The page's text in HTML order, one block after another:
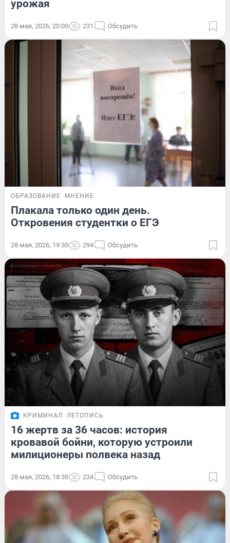
урожая
28 мая, 2026, 20:00 231 Обсудить
ОБРАЗОВАНИЕ МНЕНИЕ
Плакала только один день.
Откровения студентки о ЕГЭ
28 мая, 2026, 19:30 294 Обсудить
КРИМИНАЛ ЛЕТОПИСЬ
16 жертв за 36 часов: история
кровавой бойни, которую устроили
милиционеры полвека назад
28 мая, 2026, 18:30 234 Обсудить